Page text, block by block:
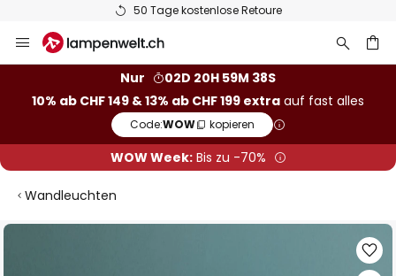
50 Tage kostenlose Retoure
Inhalt
Nur
02D 20H 59M 38S
10% ab CHF 149 & 13% ab CHF 199 extra auf fast alles
Code:WOW kopieren
WOW Week:Bis zu -70%
Wandleuchten
Zum